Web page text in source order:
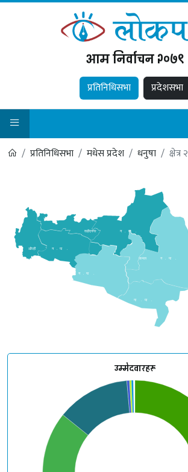
आम निर्वाचन २०७९
प्रतिनिधिसभा प्रदेशसभा
प्रतिनिधिसभा मधेस प्रदेश धनुषा क्षेत्र २
औरही न पा
न . पा .
गा पा
कमल न पा
शहीदनगर न पा
उम्मेदवारहरू